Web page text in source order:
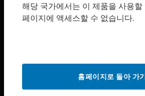
toggle view
서비스
해당 국가에서는 이 제품을 사용할
페이지에 액세스할 수 없습니다.
홈페이지로 돌아 가